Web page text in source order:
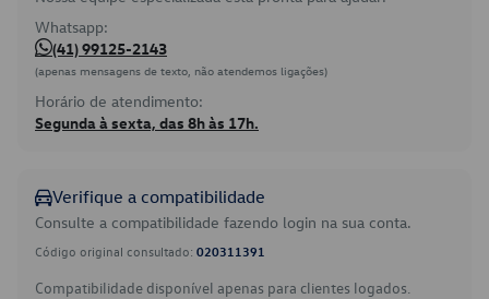
Whatsapp:
(41) 99125-2143
(apenas mensagens de texto, não atendemos ligações)
Horário de atendimento:
Segunda à sexta, das 8h às 17h.
Verifique a compatibilidade
Consulte a compatibilidade fazendo login na sua conta.
Código original consultado: 020311391
Compatibilidade disponível apenas para clientes logados.